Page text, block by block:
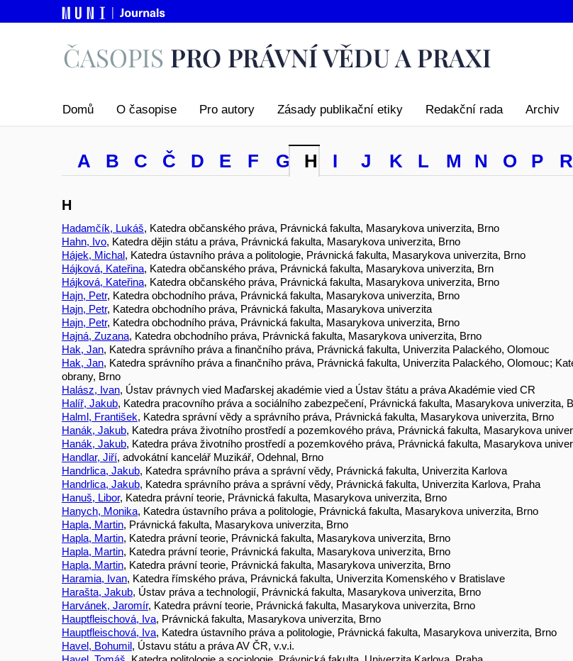
Domů O časopise Pro autory Zásady publikační etiky Redakční rada Archiv
A B C Č D E F G H I J K L M N O P R
H
Hadamčík, Lukáš, Katedra občanského práva, Právnická fakulta, Masarykova univerzita, Brno
Hahn, Ivo, Katedra dějin státu a práva, Právnická fakulta, Masarykova univerzita, Brno
Hájek, Michal, Katedra ústavního práva a politologie, Právnická fakulta, Masarykova univerzita, Brno
Hájková, Kateřina, Katedra občanského práva, Právnická fakulta, Masarykova univerzita, Brn
Hájková, Kateřina, Katedra občanského práva, Právnická fakulta, Masarykova univerzita, Brno
Hajn, Petr, Katedra obchodního práva, Právnická fakulta, Masarykova univerzita, Brno
Hajn, Petr, Katedra obchodního práva, Právnická fakulta, Masarykova univerzita
Hajn, Petr, Katedra obchodního práva, Právnická fakulta, Masarykova univerzita, Brno
Hajná, Zuzana, Katedra obchodního práva, Právnická fakulta, Masarykova univerzita, Brno
Hak, Jan, Katedra správního práva a finančního práva, Právnická fakulta, Univerzita Palackého, Olomouc
Hak, Jan, Katedra správního práva a finančního práva, Právnická fakulta, Univerzita Palackého, Olomouc;
obrany, Brno
Halász, Ivan, Ústav právnych vied Maďarskej akadémie vied a Ústav štátu a práva Akadémie vied CR
Halíř, Jakub, Katedra pracovního práva a sociálního zabezpečení, Právnická fakulta, Masarykova univerzita,
Halml, František, Katedra správní vědy a správního práva, Právnická fakulta, Masarykova univerzita, Brno
Hanák, Jakub, Katedra práva životního prostředí a pozemkového práva, Právnická fakulta, Masarykova
Hanák, Jakub, Katedra práva životního prostředí a pozemkového práva, Právnická fakulta, Masarykova
Handlar, Jiří, advokátní kancelář Muzikář, Odehnal, Brno
Handrlica, Jakub, Katedra správního práva a správní vědy, Právnická fakulta, Univerzita Karlova
Handrlica, Jakub, Katedra správního práva a správní vědy, Právnická fakulta, Univerzita Karlova, Praha
Hanuš, Libor, Katedra právní teorie, Právnická fakulta, Masarykova univerzita, Brno
Hanych, Monika, Katedra ústavního práva a politologie, Právnická fakulta, Masarykova univerzita, Brno
Hapla, Martin, Právnická fakulta, Masarykova univerzita, Brno
Hapla, Martin, Katedra právní teorie, Právnická fakulta, Masarykova univerzita, Brno
Hapla, Martin, Katedra právní teorie, Právnická fakulta, Masarykova univerzita, Brno
Hapla, Martin, Katedra právní teorie, Právnická fakulta, Masarykova univerzita, Brno
Haramia, Ivan, Katedra římského práva, Právnická fakulta, Univerzita Komenského v Bratislave
Harašta, Jakub, Ústav práva a technologií, Právnická fakulta, Masarykova univerzita, Brno
Harvánek, Jaromír, Katedra právní teorie, Právnická fakulta, Masarykova univerzita, Brno
Hauptfleischová, Iva, Právnická fakulta, Masarykova univerzita, Brno
Hauptfleischová, Iva, Katedra ústavního práva a politologie, Právnická fakulta, Masarykova univerzita, Brno
Havel, Bohumil, Ústavu státu a práva AV ČR, v.v.i.